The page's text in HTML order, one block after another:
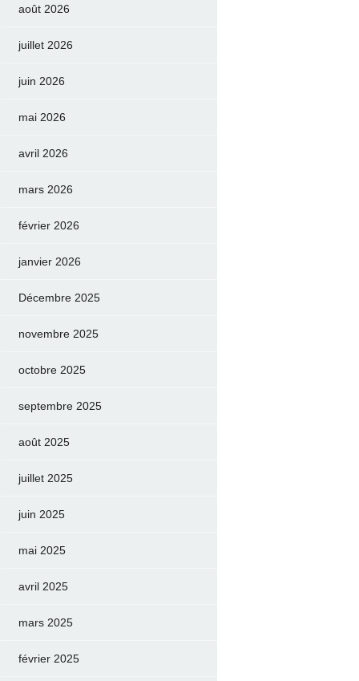
août 2026
juillet 2026
juin 2026
mai 2026
avril 2026
mars 2026
février 2026
janvier 2026
Décembre 2025
novembre 2025
octobre 2025
septembre 2025
août 2025
juillet 2025
juin 2025
mai 2025
avril 2025
mars 2025
février 2025